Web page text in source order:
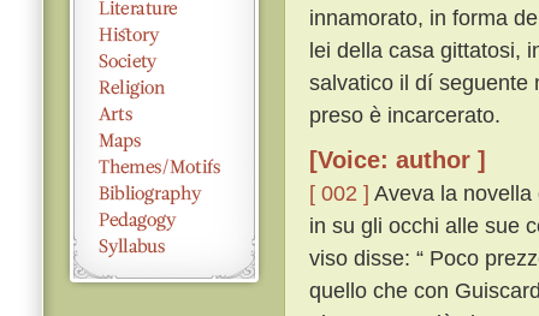
innamorato, in forma
lei della casa gittatosi,
salvatico il dí seguente
preso è incarcerato.
[Voice: author ]
[ 002 ] Aveva la
in su gli occhi alle sue
viso disse: “ Poco
quello che con